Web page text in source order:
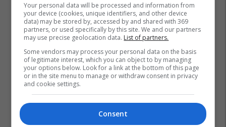
Your personal data will be processed and information from
your device (cookies, unique identifiers, and other device
data) may be stored by, accessed by and shared with 369
partners, or used specifically by this site. We and our partners
may use precise geolocation data. List of partners.
Some vendors may process your personal data on the basis
of legitimate interest, which you can object to by managing
your options below. Look for a link at the bottom of this page
or in the site menu to manage or withdraw consent in privacy
and cookie settings.
Consent